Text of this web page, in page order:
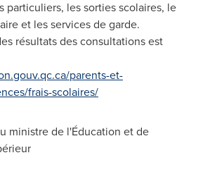
particuliers, les sorties scolaires, le
et les services de garde.
résultats des consultations est
parents-et-
frais-scolaires/
ministre de l'Éducation et de